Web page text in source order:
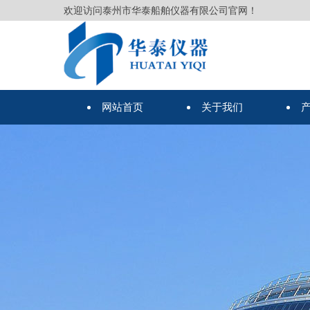
欢迎访问泰州市华泰船舶仪器有限公司官网！
网站首页 关于我们